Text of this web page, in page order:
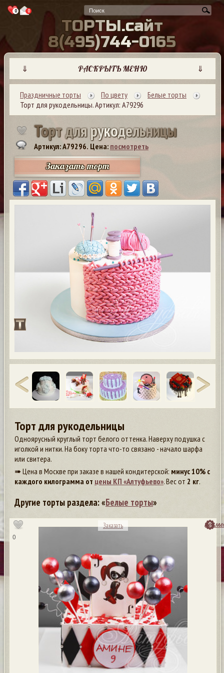
0 0
ТОРТЫ.сайт
8(495)744-0165
⇓ РАСКРЫТЬ МЕНЮ ⇓
Праздничные торты По цвету
Белые торты
Торт для рукодельницы. Артикул: А79296
Тортдлярукодельницы
Артикул: A79296. Цена: посмотреть
Заказать торт
Торт для рукодельницы
Одноярусный круглый торт белого оттенка. Наверху подушка с
иголкой и нитки. На боку торта что-то связано - начало шарфа
или свитера.
➠ Цена в Москве при заказе в нашей кондитерской: минус 10% с
каждого килограмма от цены КП «Алтуфьево». Вес от 2 кг.
Другие торты раздела: «Белые торты»
0
Заказать